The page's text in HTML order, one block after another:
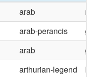
arab
arab-perancis
arab
arthurian-legend